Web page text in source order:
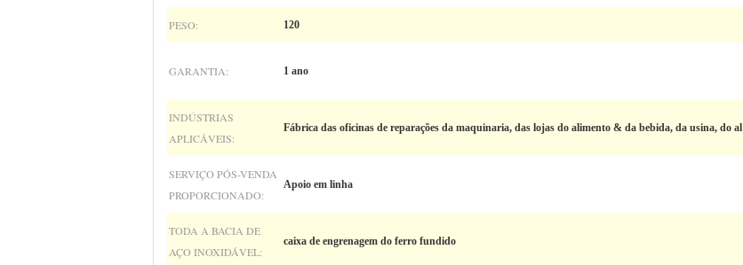
PESO: 120
GARANTIA: 1 ano
INDÚSTRIAS
APLICÁVEIS:
Fábrica das oficinas de reparações da maquinaria, das lojas do alimento & da bebida, da usina, do al
SERVIÇO PÓS-VENDA
PROPORCIONADO:
Apoio em linha
TODA A BACIA DE
AÇO INOXIDÁVEL:
caixa de engrenagem do ferro fundido